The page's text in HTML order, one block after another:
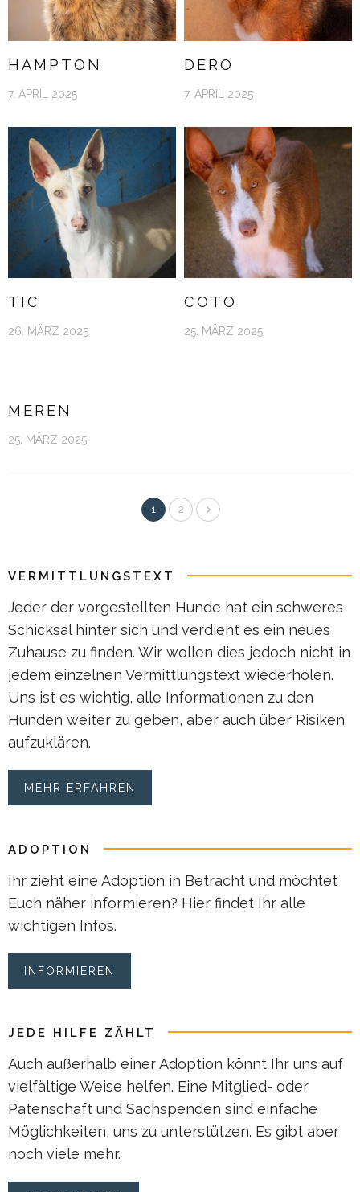
HAMPTON
7. APRIL 2025
DERO
7. APRIL 2025
TIC
26. MÄRZ 2025
COTO
25. MÄRZ 2025
MEREN
25. MÄRZ 2025
1 2
VERMITTLUNGSTEXT
Jeder der vorgestellten Hunde hat ein schweres
Schicksal hinter sich und verdient es ein neues
Zuhause zu finden. Wir wollen dies jedoch nicht in
jedem einzelnen Vermittlungstext wiederholen.
Uns ist es wichtig, alle Informationen zu den
Hunden weiter zu geben, aber auch über Risiken
aufzuklären.
MEHR ERFAHREN
ADOPTION
Ihr zieht eine Adoption in Betracht und möchtet
Euch näher informieren? Hier findet Ihr alle
wichtigen Infos.
INFORMIEREN
JEDE HILFE ZÄHLT
Auch außerhalb einer Adoption könnt Ihr uns auf
vielfältige Weise helfen. Eine Mitglied- oder
Patenschaft und Sachspenden sind einfache
Möglichkeiten, uns zu unterstützen. Es gibt aber
noch viele mehr.